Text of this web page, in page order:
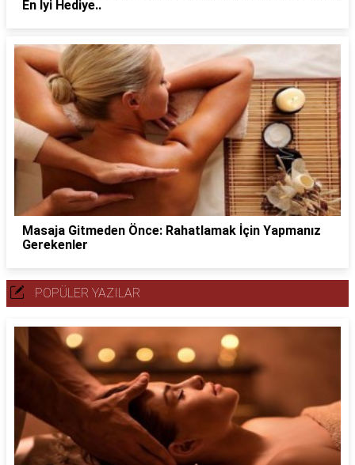
En İyi Hediye..
Masaja Gitmeden Önce: Rahatlamak İçin Yapmanız
Gerekenler
POPÜLER YAZILAR